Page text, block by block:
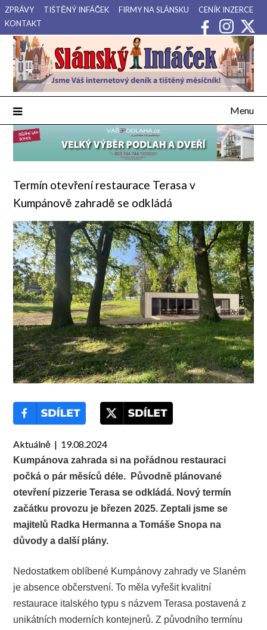
Přejdi
na
obsah
ZPRÁVY TIŠTĚNÝ INFÁČEK FIRMY NA SLÁNSKU
CENÍK INZERCE
KONTAKT
Slánský Infáček
Váš internetový deník a tištěný měsíčník pro Slánsko, Kladensko
a Lounsko.
Menu
Termín otevření restaurace Terasa v
Kumpánově zahradě se odkládá
Aktuálně | 19.08.2024
Kumpánova zahrada si na pořádnou restauraci
počká o pár měsíců déle. Původně plánované
otevření pizzerie Terasa se odkládá. Nový termín
začátku provozu je březen 2025. Zeptali jsme se
majitelů Radka Hermanna a Tomáše Snopa na
důvody a další plány.
Nedostatkem oblíbené Kumpánovy zahrady ve Slaném
je absence občerstvení. To měla vyřešit kvalitní
restaurace italského typu s názvem Terasa postavená z
unikátních moderních kontejnerů. Z původního termínu